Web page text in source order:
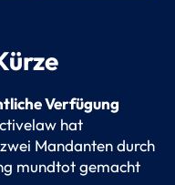
Verfügung
hat
Mandanten durch
mundtot gemacht